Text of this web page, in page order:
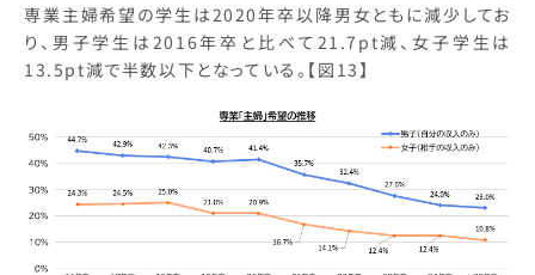
専業主婦希望の学生は2020年卒以降男女ともに減少してお
り、男子学生は2016年卒と比べて21.7pt減、女子学生は
13.5pt減で半数以下となっている。【図13】